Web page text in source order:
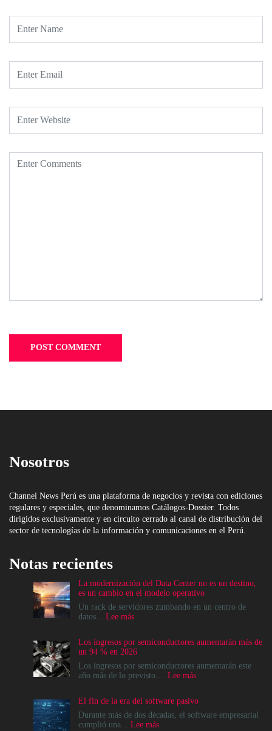
Nosotros
Channel News Perú es una plataforma de negocios y revista con ediciones
regulares y especiales, que denominamos Catálogos-Dossier. Todos
dirigidos exclusivamente y en circuito cerrado al canal de distribución del
sector de tecnologías de la información y comunicaciones en el Perú.
Notas recientes
La modernización del Data Center no es un destino,
es un cambio en el modelo operativo
Un rack de servidores zumbando en un centro de
datos... Lee más:
del
Data
Center
no
destino,
es
un
Los ingresos por semiconductores aumentarán más de
un 94 % en 2026
Los ingresos por semiconductores aumentarán este
año más de lo previsto.... Lee más:
por
semiconductores
El fin de la era del software pasivo
Durante más de dos décadas, el software empresarial
cumplió una... Lee más: